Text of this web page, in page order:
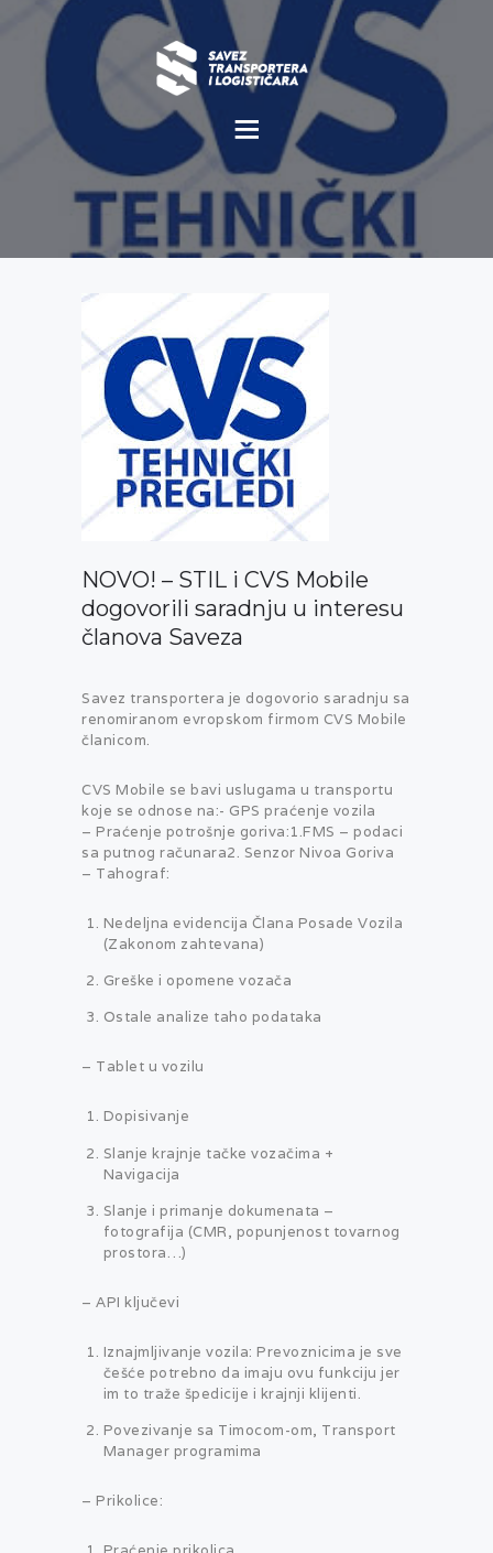
O NAMA
NOVOSTI
MISIJA I VIZIJA
KOMERCIJALNE
POVOLJNOSTI
GALERIJA
NOVO! – STIL i CVS Mobile
dogovorili saradnju u interesu
članova Saveza
Savez transportera je dogovorio saradnju sa
renomiranom evropskom firmom CVS Mobile
članicom.
CVS Mobile se bavi uslugama u transportu
koje se odnose na:- GPS praćenje vozila
– Praćenje potrošnje goriva:1.FMS – podaci
sa putnog računara2. Senzor Nivoa Goriva
– Tahograf:
Nedeljna evidencija Člana Posade Vozila
(Zakonom zahtevana)
Greške i opomene vozača
Ostale analize taho podataka
– Tablet u vozilu
Dopisivanje
Slanje krajnje tačke vozačima +
Navigacija
Slanje i primanje dokumenata –
fotografija (CMR, popunjenost tovarnog
prostora…)
– API ključevi
Iznajmljivanje vozila: Prevoznicima je sve
češće potrebno da imaju ovu funkciju jer
im to traže špedicije i krajnji klijenti.
Povezivanje sa Timocom-om, Transport
Manager programima
– Prikolice: